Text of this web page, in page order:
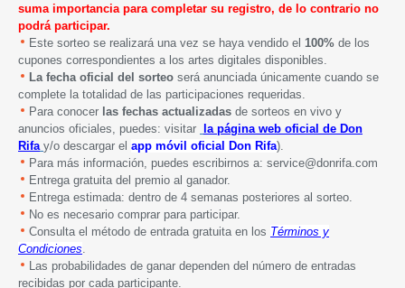
suma importancia para completar su registro, de lo contrario no
podrá participar.
Este sorteo se realizará una vez se haya vendido el 100% de los
cupones correspondientes a los artes digitales disponibles.
La fecha oficial del sorteo será anunciada únicamente cuando se
complete la totalidad de las participaciones requeridas.
Para conocer las fechas actualizadas de sorteos en vivo y
anuncios oficiales, puedes: visitar la página web oficial de Don
Rifa y/o descargar el app móvil oficial Don Rifa).
Para más información, puedes escribirnos a: service@donrifa.com
Entrega gratuita del premio al ganador.
Entrega estimada: dentro de 4 semanas posteriores al sorteo.
No es necesario comprar para participar.
Consulta el método de entrada gratuita en los Términos y
Condiciones
Las probabilidades de ganar dependen del número de entradas
recibidas por cada participante.